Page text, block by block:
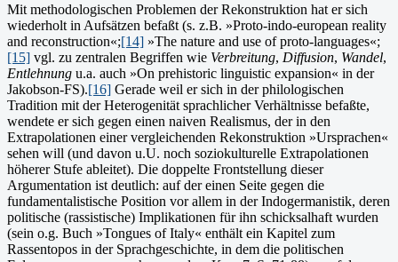
Mit methodologischen Problemen der Rekonstruktion hat er sich
wie­derholt in Aufsätzen befaßt (s. z.B. »Proto-indo-european reality
and reconstruction«;[14] »The nature and use of proto-languages«;
[15] vgl. zu zentralen Begriffen wie Verbreitung, Diffusion, Wandel,
Entlehnung u.a. auch »On prehistoric linguistic expansion« in der
Jakobson-FS).[16] Gerade weil er sich in der philologischen
Tradition mit der Heterogenität sprachlicher Verhältnisse befaßte,
wendete er sich ge­gen einen naiven Realismus, der in den
Extrapola­tionen einer ver­gleichenden Rekonstruktion »Ursprachen«
sehen will (und davon u.U. noch soziokulturelle Extrapolationen
höherer Stufe ableitet). Die doppelte Frontstellung dieser
Argumentation ist deutlich: auf der einen Seite gegen die
fundamentalistische Posi­tion vor allem in der Indogermanistik, deren
politische (rassisti­sche) Implikationen für ihn schicksalhaft wurden
(sein o.g. Buch »Tongues of Italy« enthält ein Kapitel zum
Rassentopos in der Sprachgeschichte, in dem die politischen